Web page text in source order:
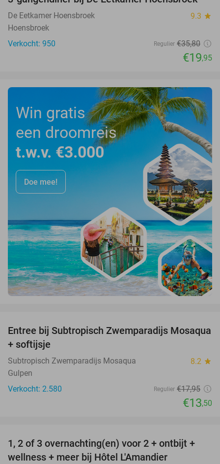
De Eetkamer Hoensbroek 9.3 star
Hoensbroek
Verkocht: 950
Regulier €35,80
€19,95
Win gratis
een droomreis
t.w.v. €3.000
Doe mee!
25%
Entree bij Subtropisch Zwemparadijs Mosaqua
+ softijsje
Subtropisch Zwemparadijs Mosaqua 8.2 star
Gulpen
Verkocht: 2.580
Regulier €17,95
€13,50
32%
TODAY
1, 2 of 3 overnachting(en) voor 2 + ontbijt +
wellness + meer bij Hôtel L'Amandier